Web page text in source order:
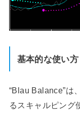
基本的な使い方
“Blau Balance”は
るスキャルピング